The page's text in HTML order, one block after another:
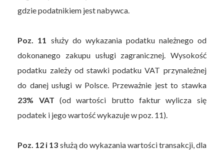
gdzie podatnikiem jest nabywca.
Poz. 11
służy do wykazania podatku należnego od
dokonanego zakupu usługi zagranicznej. Wysokość
podatku zależy od stawki podatku VAT przynależnej
do danej usługi w Polsce. Przeważnie jest to stawka
23% VAT (od wartości brutto faktur wylicza się
podatek i jego wartość wykazuje w poz. 11).
Poz. 12 i 13 służą do wykazania wartości transakcji, dla